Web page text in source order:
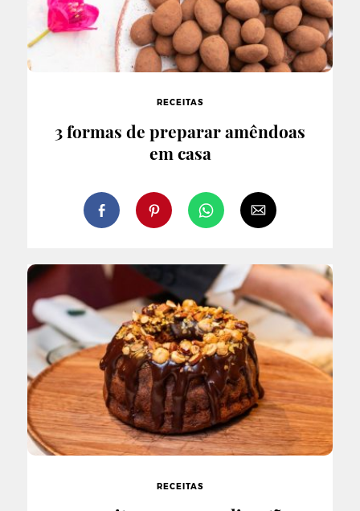
RECEITAS
3 formas de preparar amêndoas
em casa
RECEITAS